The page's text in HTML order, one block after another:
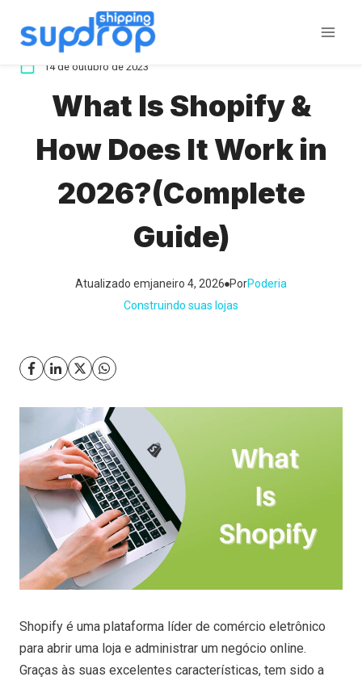
para
conteúdo
14 de outubro de 2023
What Is Shopify &
How Does It Work in
2026?(Complete
Guide)
Atualizado emjaneiro 4, 2026 PorPoderia
Construindo suas lojas
Shopify é uma plataforma líder de comércio eletrônico
para abrir uma loja e administrar um negócio online.
Graças às suas excelentes características, tem sido a